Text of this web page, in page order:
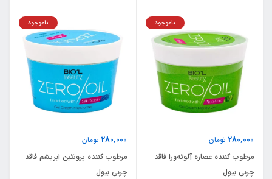
280,000 تومان
ناموجود
مرطوب‌ کننده عصاره آلوئه‌ورا فاقد
چربی بیول
280,000 تومان
ناموجود
مرطوب‌ کننده پروتئین ابریشم فاقد
چربی بیول